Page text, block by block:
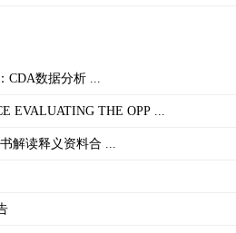
CDA数据分析 ...
EVALUATING THE OPP ...
解读释义资料合 ...